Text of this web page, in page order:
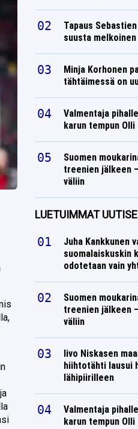
Tapaus
suusta
Minja Korhonen
tähtäimessä on
Valmentaja
karun tempun
Suomen
treenien jälkeen
väliin
LUETUIMMAT
Juha Kankkunen
suomalaiskuskin
odotetaan vain
Suomen
treenien jälkeen
väliin
Iivo Niskasen
hiihtotähti lausui
lähipiirilleen
Valmentaja
karun tempun